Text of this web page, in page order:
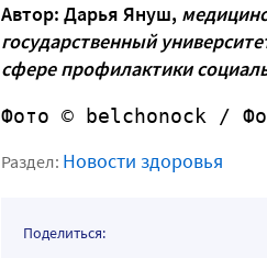
Автор: Дарья Януш,
государственный
сфере профилактики
Фото © belchonock /
Раздел: Новости здоровья
Поделиться: